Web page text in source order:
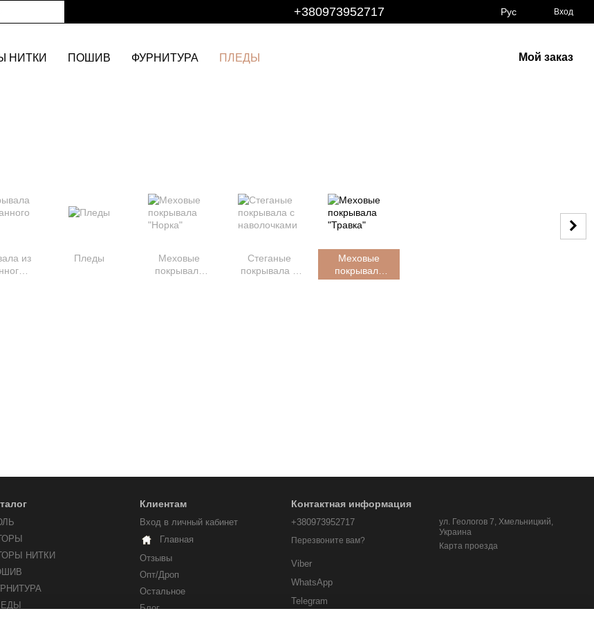
+380973952717 Рус Вход
НИТКИ ПОШИВ ФУРНИТУРА ПЛЕДЫ Мой заказ
из
Пледы
Меховые
покрывала
Стеганые
покрывала с
Меховые
покрывала
"Травка"
НИТКИ
Клиентам
Вход в личный кабинет
Главная
Отзывы
Опт/Дроп
Остальное
Блог
Контактная информация
+380973952717
Перезвоните вам?
Viber
WhatsApp
Telegram
ул. Геологов 7, Хмельницкий,
Украина
Карта проезда